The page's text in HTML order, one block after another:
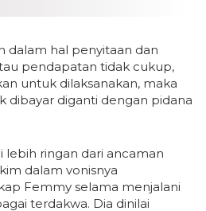
dalam hal penyitaan dan
pendapatan tidak cukup,
untuk dilaksanakan, maka
dibayar diganti dengan pidana
lebih ringan dari ancaman
dalam vonisnya
Femmy selama menjalani
terdakwa. Dia dinilai